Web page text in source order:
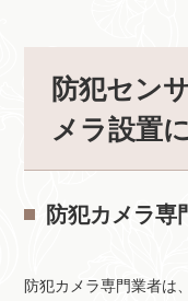
防犯セン
メラ設置
防犯カメラ専
防犯カメラ専門業者は